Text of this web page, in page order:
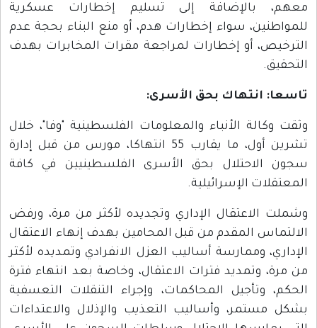
معهم، بالإضافة إلى تسليم إخطارات عسكرية
للمواطنين، سواء إخطارات هدم، أو منع البناء بحجة عدم
الترخيص، أو إخطارات لمراجعة مقرات المخابرات بهدف
التحقيق.
تاسعا: انتهاك بحق الأسرى:
وثقت وكالة الأنباء والمعلومات الفلسطينية "وفا"، خلال
تشرين أول، ما يقارب 55 انتهاكا، مورس من قبل إدارة
سجون الاحتلال بحق الأسرى الفلسطينيين في كافة
المعتقلات الإسرائيلية.
وشملت الاعتقال الإداري وتجديده لأكثر من مرة، ورفض
الالتماس المقدم من قبل المحامين بهدف إنهاء الاعتقال
الإداري، وممارسة أساليب العزل الانفرادي وتمديده لأكثر
من مرة، وتمديد فترات الاعتقال، وخاصة بعد انتهاء فترة
الحكم، وتأجيل المحاكمات، وإجراء التنقلات التعسفية
بشكل مستمر، وأساليب التعذيب والإذلال والاعتداءات